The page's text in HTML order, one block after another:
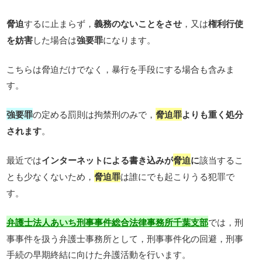
脅迫するに止まらず，義務のないことをさせ ，又は権利行使
を妨害した場合は強要罪になります。
こちらは脅迫だけでなく，暴行を手段にする場合も含みま
す。
強要罪の定める罰則は拘禁刑のみで，脅迫罪よりも重く処分
されます。
最近ではインターネットによる書き込みが脅迫に該当するこ
とも少なくないため，脅迫罪は誰にでも起こりうる犯罪で
す。
弁護士法人あいち刑事事件総合法律事務所千葉支部では，刑
事事件を扱う弁護士事務所として，刑事事件化の回避，刑事
手続の早期終結に向けた弁護活動を行います。